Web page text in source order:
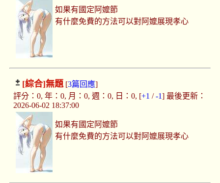
如果有國定阿嬤節
有什麼免費的方法可以對阿嬤展現孝心
[綜合]無題[3篇回應]
評分：0, 年：0, 月：0, 週：0, 日：0, [+1 /-1] 最後更新：
2026-06-02 18:37:00
如果有國定阿嬤節
有什麼免費的方法可以對阿嬤展現孝心